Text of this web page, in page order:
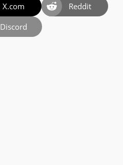
X.com
Reddit
Discord